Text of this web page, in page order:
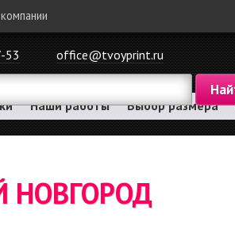
53
office@tvoyprint.ru
Наши работы Выбор размера
НОВГОРОД